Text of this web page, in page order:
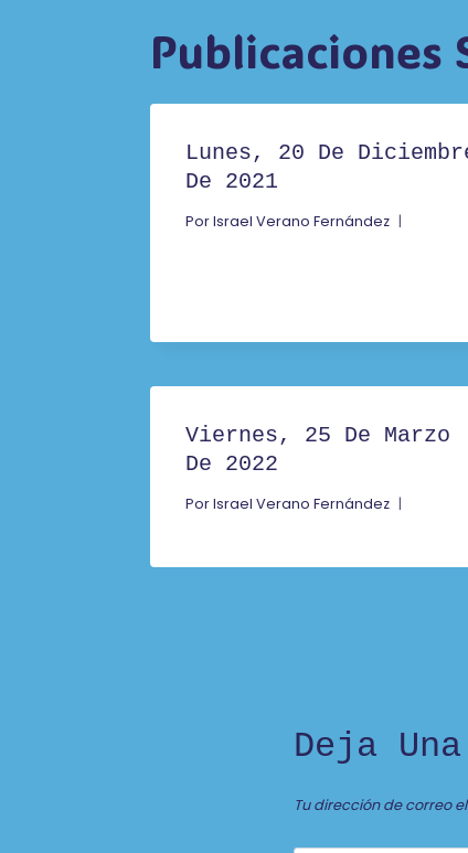
Publicaciones
Lunes, 20 De
De 2021
PorIsrael Verano Fernández
Viernes, 25 De Marzo
De 2022
PorIsrael Verano Fernández
Deja
Tu dirección de correo